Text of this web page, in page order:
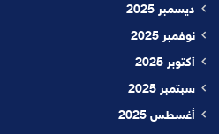
ديسمبر 2025
نوفمبر 2025
أكتوبر 2025
سبتمبر 2025
أغسطس 2025